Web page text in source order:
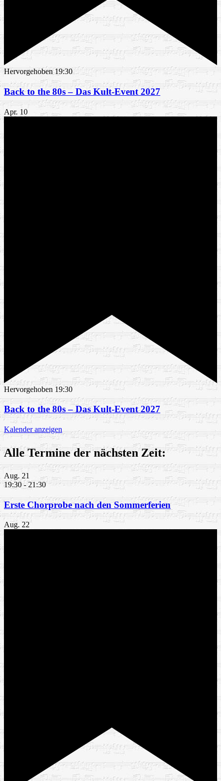
Hervorgehoben 19:30
Back to the 80s – Das Kult-Event 2027
Apr. 10
Hervorgehoben 19:30
Back to the 80s – Das Kult-Event 2027
Kalender anzeigen
Alle Termine der nächsten Zeit:
Aug. 21
19:30-21:30
Erste Chorprobe nach den Sommerferien
Aug. 22